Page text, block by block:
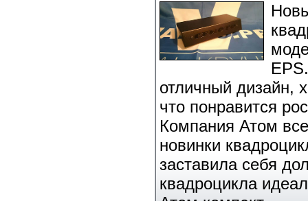
отличный дизайн,
что понравится
Компания Атом
новинки
заставила себя
квадроцикла